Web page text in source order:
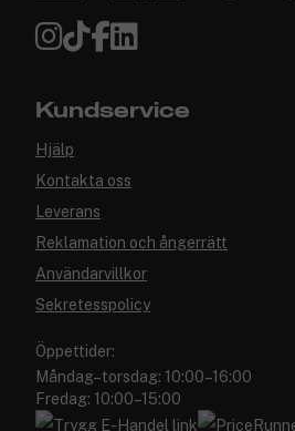
Kundservice
Hjälp
Kontakta oss
Leverans
Reklamation och ångerrätt
Användarvillkor
Sekretesspolicy
Öppettider:
Måndag–torsdag: 10:00–16:00
Fredag: 10:00–15:00